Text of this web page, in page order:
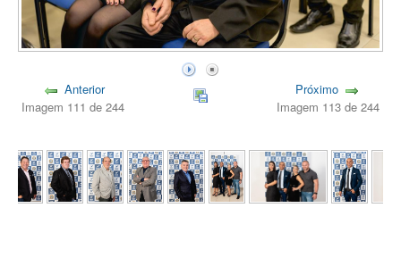
Anterior
Imagem 111 de 244
Próximo
Imagem 113 de 244